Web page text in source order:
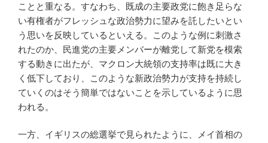
ことと重なる。すなわち、既成の主要政党に飽き足らな
い有権者がフレッシュな政治勢力に望みを託したいとい
う思いを反映しているといえる。このような例に刺激さ
れたのか、民進党の主要メンバーが離党して新党を模索
する動きに出たが、マクロン大統領の支持率は既に大き
く低下しており、このような新政治勢力が支持を持続し
ていくのはそう簡単ではないことを示しているように思
われる。
一方、イギリスの総選挙で見られたように、メイ首相の